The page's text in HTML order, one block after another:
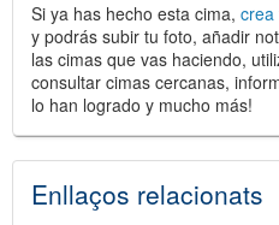
Si ya has hecho esta cima, crea
y podrás subir tu foto, añadir
las cimas que vas haciendo,
consultar cimas cercanas,
lo han logrado y mucho más!
Enllaços relacionats